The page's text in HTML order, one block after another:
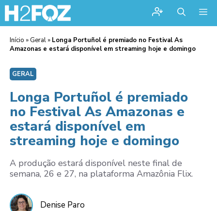
Início » Geral » Longa Portuñol é premiado no Festival As
Amazonas e estará disponível em streaming hoje e domingo
GERAL
Longa Portuñol é premiado
no Festival As Amazonas e
estará disponível em
streaming hoje e domingo
A produção estará disponível neste final de
semana, 26 e 27, na plataforma Amazônia Flix.
Denise Paro